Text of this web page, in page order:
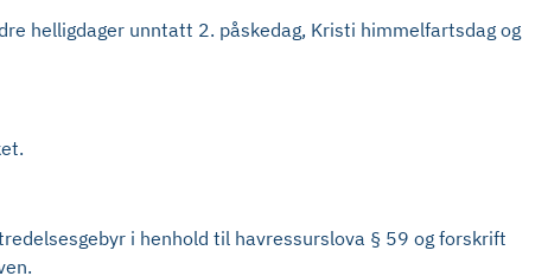
helligdager unntatt 2. påskedag, Kristi himmelfartsdag og
i henhold til havressurslova § 59 og forskrift